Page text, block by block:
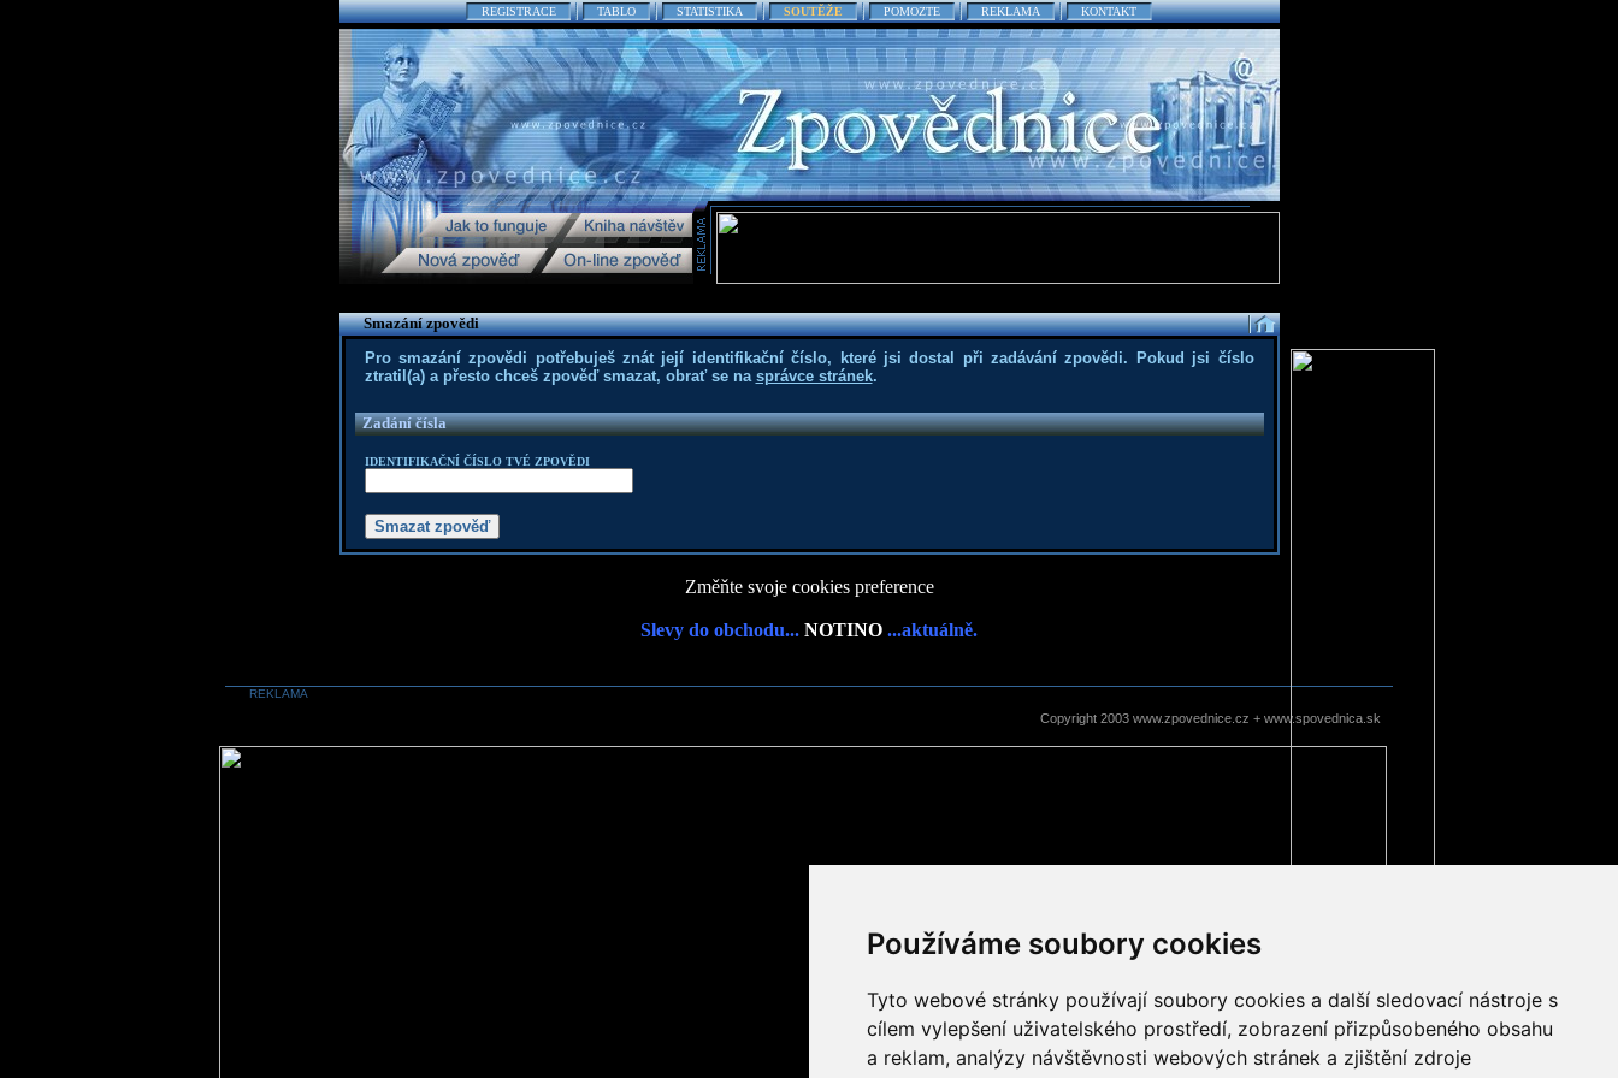
Používáme soubory cookies
Tyto webové stránky používají soubory cookies a další sledovací nástroje s
cílem vylepšení uživatelského prostředí, zobrazení přizpůsobeného obsahu
a reklam, analýzy návštěvnosti webových stránek a zjištění zdroje
REGISTRACE TABLO STATISTIKA SOUTĚŽE POMOZTE REKLAMA KONTAKT
Smazání zpovědi
Pro smazání zpovědi potřebuješ znát její identifikační číslo, které jsi dostal při zadávání zpovědi. Pokud jsi číslo
ztratil(a) a přesto chceš zpověď smazat, obrať se na správce stránek.
Zadání čísla
IDENTIFIKAČNÍ ČÍSLO TVÉ ZPOVĚDI
Změňte svoje cookies preference
Slevy do obchodu... NOTINO ...aktuálně.
REKLAMA
Copyright 2003 www.zpovednice.cz + www.spovednica.sk